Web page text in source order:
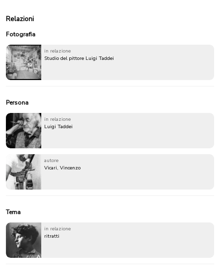
Relazioni
Fotografia
in relazione
Studio del pittore Luigi Taddei
Persona
in relazione
Luigi Taddei
autore
Vicari, Vincenzo
Tema
in relazione
ritratti